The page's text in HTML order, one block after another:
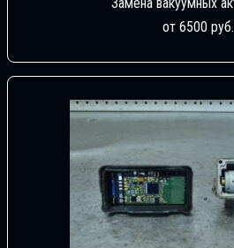
от 6500 руб.